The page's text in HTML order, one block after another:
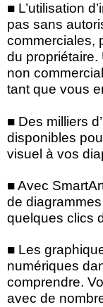
■ L’utilisation
pas sans
commerciales,
du propriétaire.
non
tant que vous
■ Des milliers
disponibles
visuel à vos
■ Avec
de
quelques clics
■ Les
numériques
comprendre.
avec de